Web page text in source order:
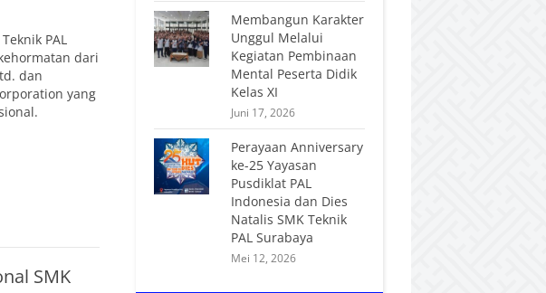
PAL
dari
dan
yang
SMK
Membangun Karakter
Unggul Melalui
Kegiatan Pembinaan
Mental Peserta Didik
Kelas XI
Juni 17, 2026
Perayaan Anniversary
ke-25 Yayasan
Pusdiklat PAL
Indonesia dan Dies
Natalis SMK Teknik
PAL Surabaya
Mei 12, 2026